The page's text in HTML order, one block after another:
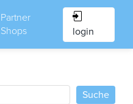
Partner
Shops
login